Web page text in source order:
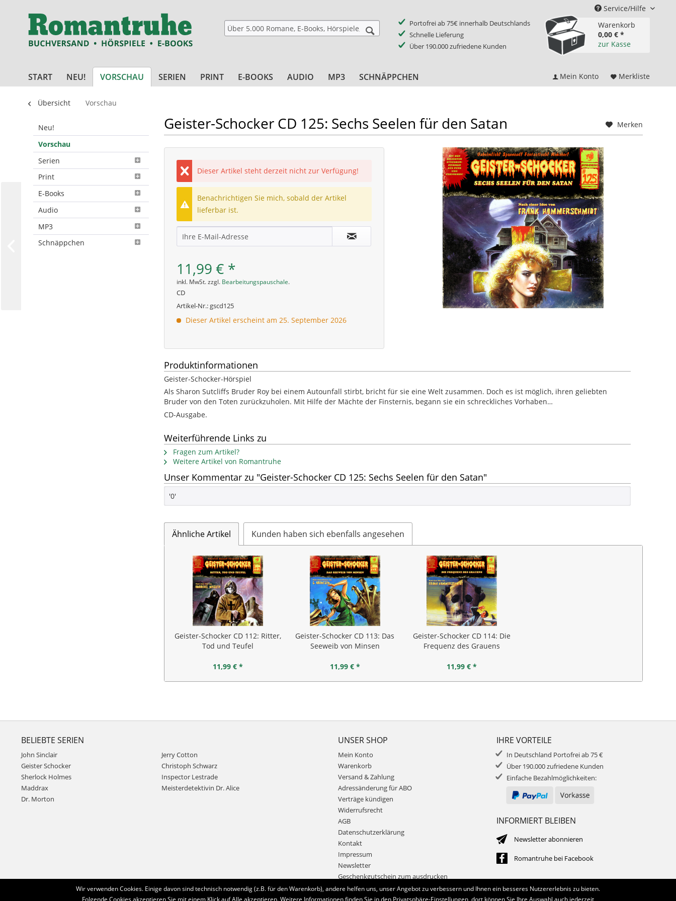
Service/Hilfe
Portofrei ab 75€ innerhalb Deutschlands
Schnelle Lieferung
Über 190.000 zufriedene Kunden
Warenkorb
0,00 € *
zur Kasse
START NEU! VORSCHAU SERIEN PRINT E-BOOKS AUDIO MP3 SCHNÄPPCHEN Mein Konto Merkliste
Übersicht Vorschau
Neu!
Vorschau
Serien
Print
E-Books
Audio
MP3
Schnäppchen
Merken
Geister-Schocker CD 125: Sechs Seelen für den Satan
Dieser Artikel steht derzeit nicht zur Verfügung!
Benachrichtigen Sie mich, sobald der Artikel
lieferbar ist.
11,99 € *
inkl. MwSt. zzgl. Bearbeitungspauschale.
CD
Artikel-Nr.:gscd125
Dieser Artikel erscheint am 25. September 2026
Produktinformationen
Geister-Schocker-Hörspiel
Als Sharon Sutcliffs Bruder Roy bei einem Autounfall stirbt, bricht für sie eine Welt zusammen. Doch es ist möglich, ihren geliebten
Bruder von den Toten zurückzuholen. Mit Hilfe der Mächte der Finsternis, begann sie ein schreckliches Vorhaben…
CD-Ausgabe.
Weiterführende Links zu
Fragen zum Artikel?
Weitere Artikel von Romantruhe
Unser Kommentar zu "Geister-Schocker CD 125: Sechs Seelen für den Satan"
'0'
Ähnliche Artikel Kunden haben sich ebenfalls angesehen
Geister-Schocker CD 112: Ritter,
Tod und Teufel
11,99 € *
Geister-Schocker CD 113: Das
Seeweib von Minsen
11,99 € *
Geister-Schocker CD 114: Die
Frequenz des Grauens
11,99 € *
BELIEBTE SERIEN
John Sinclair
Geister Schocker
Sherlock Holmes
Maddrax
Dr. Morton
Jerry Cotton
Christoph Schwarz
Inspector Lestrade
Meisterdetektivin Dr. Alice
UNSER SHOP
Mein Konto
Warenkorb
Versand & Zahlung
Adressänderung für ABO
Verträge kündigen
Widerrufsrecht
AGB
Datenschutzerklärung
Kontakt
Impressum
Newsletter
Geschenkgutschein zum ausdrucken
IHRE VORTEILE
In Deutschland Portofrei ab 75 €
Über 190.000 zufriedene Kunden
Einfache Bezahlmöglichkeiten:
INFORMIERT BLEIBEN
Newsletter abonnieren
Romantruhe bei Facebook
Wir verwenden Cookies. Einige davon sind technisch notwendig (z.B. für den Warenkorb), andere helfen uns, unser Angebot zu verbessern und Ihnen ein besseres Nutzererlebnis zu bieten.
Folgende Cookies akzeptieren Sie mit einem Klick auf Alle akzeptieren. Weitere Informationen finden Sie in den Privatsphäre-Einstellungen, dort können Sie Ihre Auswahl auch jederzeit